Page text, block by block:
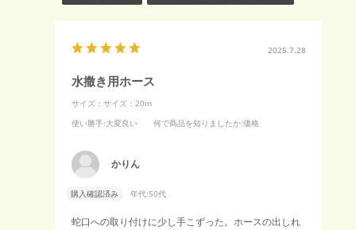
2025.7.28
水撒き用ホース
サイズ：サイズ：20m
使い勝手:大変良い 何で商品を知りましたか:価格
かりん
購入確認済み 年代:50代
蛇口への取り付けに少し手こずった。ホースの出しれ